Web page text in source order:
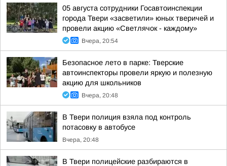
05 августа сотрудники Госавтоинспекции
города Твери «засветили» юных тверичей и
провели акцию «Светлячок - каждому»
Вчера, 20:54
Безопасное лето в парке: Тверские
автоинспекторы провели яркую и полезную
акцию для школьников
Вчера, 20:48
В Твери полиция взяла под контроль
потасовку в автобусе
Вчера, 20:48
В Твери полицейские разбираются в